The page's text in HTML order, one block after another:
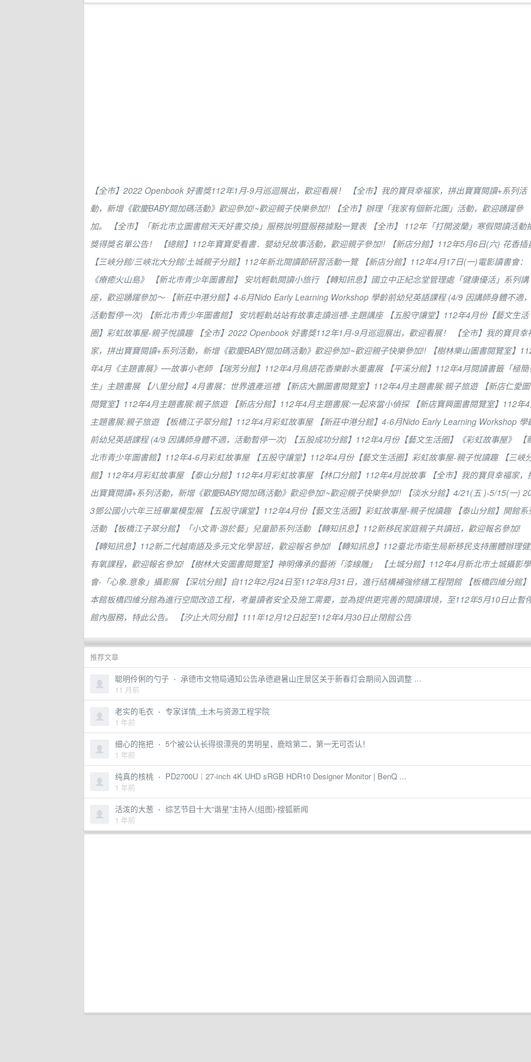
【全市】2022 Openbook 好書獎112年1月-9月巡迴展出，歡迎看展！
【全市】我的寶貝幸福家，拼出寶寶閱讀+系列活
動，新增《歡慶BABY閱加碼活動》歡迎參加!~歡迎親子快樂參加!!
【全市】辦理「我家有個新北圖」活動，歡迎踴躍參
加。
【全市】「新北市立圖書館天天好書交換」服務說明暨服務據點一覽表 【全市】 112年「打開波蘭」寒假閱讀活動
獎得獎名單公告！
【總館】112年寶寶愛看書．嬰幼兒故事活動，歡迎親子參加!!
【新店分館】112年5月6日(六) 花香插
【三峽分館/三峽北大分館/土城親子分館】112年新北閱讀節研習活動一覽 【新店分館】112年4月17日(一)電影讀書會：
《療癒火山島》
【新北市青少年圖書館】 安坑輕軌閱讀小旅行 【轉知訊息】國立中正紀念堂管理處「健康優活」系列講
座，歡迎踴躍參加～ 【新莊中港分館】4-6月Nido Early Learning Workshop 學齡前幼兒英語課程 (4/9 因講師身體不適，
活動暫停一次)
【新北市青少年圖書館】 安坑輕軌站站有故事走讀巡禮-主題講座 【五股守讓堂】112年4月份【藝文生活
圈】彩虹故事屋-親子悅讀趣 【全市】2022 Openbook 好書獎112年1月-9月巡迴展出，歡迎看展！
【全市】我的寶貝幸
家，拼出寶寶閱讀+系列活動，新增《歡慶BABY閱加碼活動》歡迎參加!~歡迎親子快樂參加!!
【樹林樂山圖書閱覽室】
年4月《主題書展》──故事小老師 【瑞芳分館】112年4月鳥語花香樂齡水墨畫展 【平溪分館】112年4月閱讀書籤「極簡
生」主題書展 【八里分館】4月書展：世界遺產巡禮 【新店大鵬圖書閱覽室】112年4月主題書展:親子旅遊 【新店仁愛
閱覽室】112年4月主題書展:親子旅遊 【新店分館】112年4月主題書展:一起來當小偵探 【新店寶興圖書閱覽室】112年
主題書展:親子旅遊 【板橋江子翠分館】112年4月彩虹故事屋 【新莊中港分館】4-6月Nido Early Learning Workshop 學
前幼兒英語課程 (4/9 因講師身體不適，活動暫停一次)
【五股成功分館】112年4月份【藝文生活圈】《彩虹故事屋》
【
北市青少年圖書館】112年4-6月彩虹故事屋 【五股守讓堂】112年4月份【藝文生活圈】彩虹故事屋-親子悅讀趣 【三峽
館】112年4月彩虹故事屋 【泰山分館】112年4月彩虹故事屋 【林口分館】112年4月說故事 【全市】我的寶貝幸福家，
出寶寶閱讀+系列活動，新增《歡慶BABY閱加碼活動》歡迎參加!~歡迎親子快樂參加!!
【淡水分館】4/21(五 )-5/15(一)
3鄧公國小六年三班畢業模型展 【五股守讓堂】112年4月份【藝文生活圈】彩虹故事屋-親子悅讀趣 【泰山分館】開館系
活動 【板橋江子翠分館】「小文青‧游於藝」兒童節系列活動 【轉知訊息】112新移民家庭親子共讀班，歡迎報名參加!
【轉知訊息】112新二代越南語及多元文化學習班，歡迎報名參加!
【轉知訊息】112臺北市衛生局新移民支持團體辦理
有氧課程，歡迎報名參加!
【樹林大安圖書閱覽室】神明傳承的藝術「漆線雕」
【土城分館】112年4月新北市土城攝影學
會-「心象.意象」攝影展 【深坑分館】自112年2月24日至112年8月31日，進行結構補強修繕工程閉館 【板橋四維分館】
本館板橋四維分館為進行空間改造工程，考量讀者安全及施工需要，並為提供更完善的閱讀環境，至112年5月10日止暫
館內服務，特此公告。
【汐止大同分館】111年12月12日起至112年4月30日止閉館公告
推荐文章
聪明伶俐的勺子 · 承德市文物局通知公告承德避暑山庄景区关于新春灯会期间入园调整 ...
11 月前
老实的毛衣 · 专家详情_土木与资源工程学院
1 年前
细心的拖把 · 5个被公认长得很漂亮的男明星，鹿晗第二，第一无可否认！
1 年前
纯真的核桃 · PD2700U｜27-inch 4K UHD sRGB HDR10 Designer Monitor | BenQ ...
1 年前
活泼的大葱 · 综艺节目十大“谐星”主持人(组图)-搜狐新闻
1 年前